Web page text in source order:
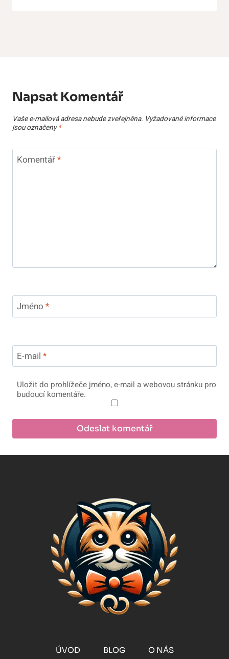
Napsat Komentář
Vaše e-mailová adresa nebude zveřejněna. Vyžadované informace
jsou označeny*
Komentář*
Jméno *
E-mail *
Uložit do prohlížeče jméno, e-mail a webovou stránku pro
budoucí komentáře.
ÚVOD BLOG
O NÁS